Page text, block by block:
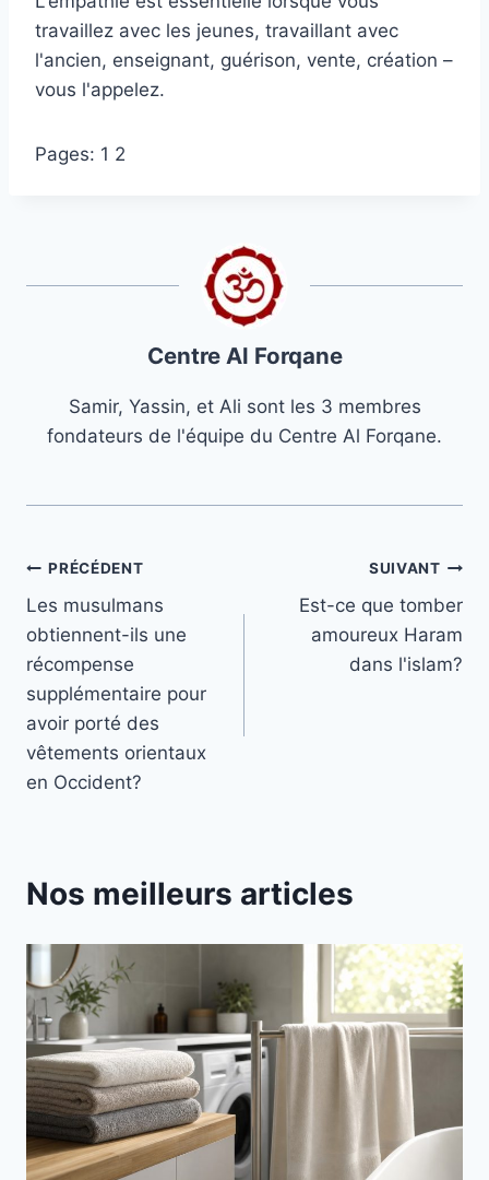
travaillez avec les jeunes, travaillant avec
l'ancien, enseignant, guérison, vente, création –
vous l'appelez.
Pages: 1 2
Centre Al Forqane
Samir, Yassin, et Ali sont les 3 membres
fondateurs de l'équipe du Centre Al Forqane.
Navigation
de
l’article
PRÉCÉDENT
Les musulmans
obtiennent-ils une
récompense
supplémentaire pour
avoir porté des
vêtements orientaux
en Occident?
SUIVANT
Est-ce que tomber
amoureux Haram
dans l'islam?
Nos meilleurs articles